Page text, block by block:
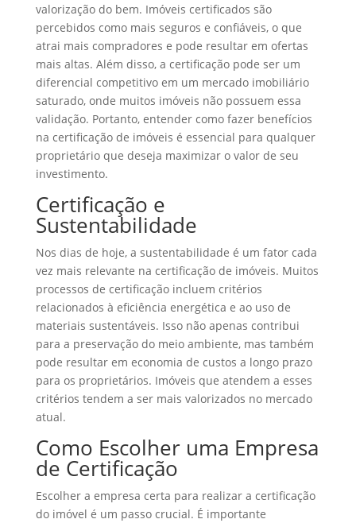
valorização do bem. Imóveis certificados são
percebidos como mais seguros e confiáveis, o que
atrai mais compradores e pode resultar em ofertas
mais altas. Além disso, a certificação pode ser um
diferencial competitivo em um mercado imobiliário
saturado, onde muitos imóveis não possuem essa
validação. Portanto, entender como fazer benefícios
na certificação de imóveis é essencial para qualquer
proprietário que deseja maximizar o valor de seu
investimento.
Certificação e
Sustentabilidade
Nos dias de hoje, a sustentabilidade é um fator cada
vez mais relevante na certificação de imóveis. Muitos
processos de certificação incluem critérios
relacionados à eficiência energética e ao uso de
materiais sustentáveis. Isso não apenas contribui
para a preservação do meio ambiente, mas também
pode resultar em economia de custos a longo prazo
para os proprietários. Imóveis que atendem a esses
critérios tendem a ser mais valorizados no mercado
atual.
Como Escolher uma Empresa
de Certificação
Escolher a empresa certa para realizar a certificação
do imóvel é um passo crucial. É importante